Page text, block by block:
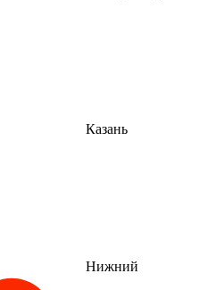
Казань
Нижний